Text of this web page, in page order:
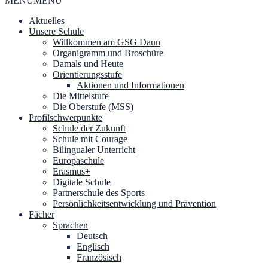
Aktuelles
Unsere Schule
Willkommen am GSG Daun
Organigramm und Broschüre
Damals und Heute
Orientierungsstufe
Aktionen und Informationen
Die Mittelstufe
Die Oberstufe (MSS)
Profilschwerpunkte
Schule der Zukunft
Schule mit Courage
Bilingualer Unterricht
Europaschule
Erasmus+
Digitale Schule
Partnerschule des Sports
Persönlichkeitsentwicklung und Prävention
Fächer
Sprachen
Deutsch
Englisch
Französisch